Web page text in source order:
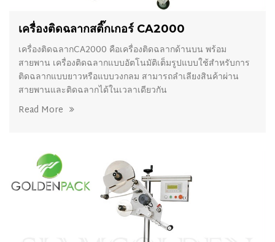
เครื่องติดฉลากสติ๊กเกอร์ CA2000
เครื่องติดฉลากCA2000 คือเครื่องติดฉลากด้านบน พร้อม
สายพาน เครื่องติดฉลากแบบอัตโนมัติเต็มรูปแบบใช้สำหรับการ
ติดฉลากแบบยาวหรือแบบวงกลม สามารถลำเลียงสินค้าผ่าน
สายพานและติดฉลากได้ในเวลาเดียวกัน
Read More